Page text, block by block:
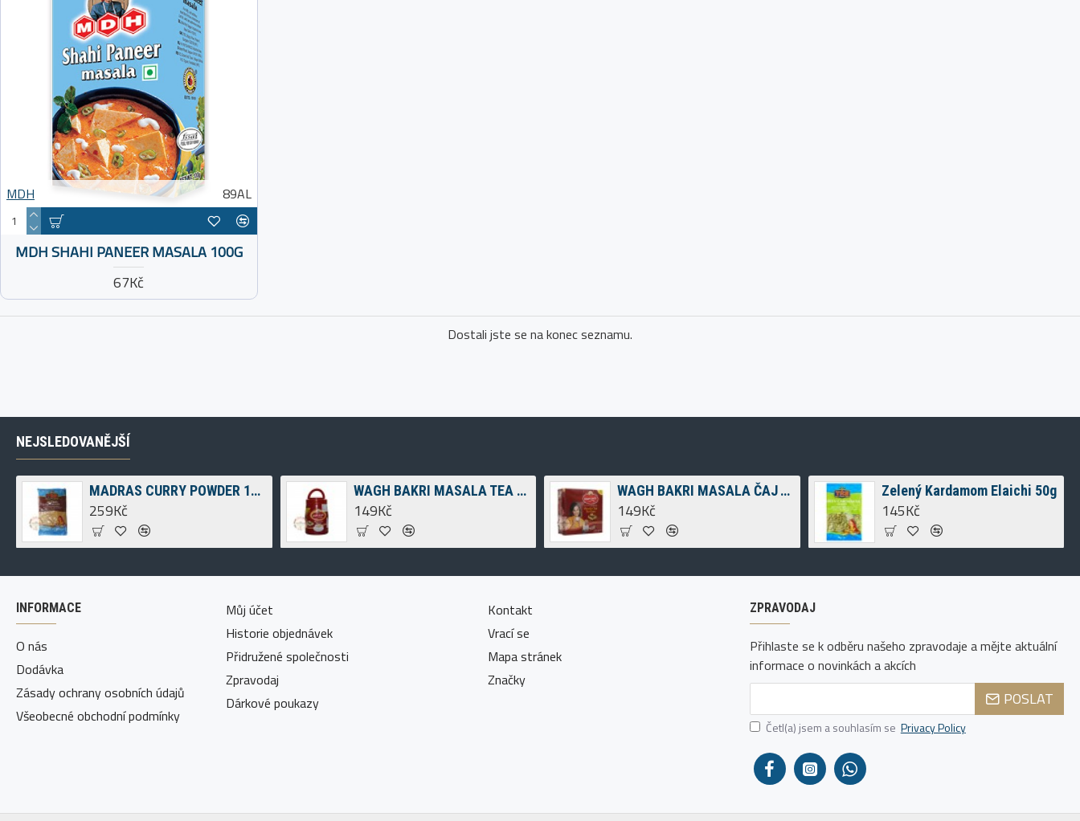
MDH 89AL
MDH SHAHI PANEER MASALA 100G
67Kč
Dostali jste se na konec seznamu.
NEJSLEDOVANĚJŠÍ
MADRAS CURRY POWDER 1KG
259Kč
WAGH BAKRI MASALA TEA SPICED TEA 250G
149Kč
WAGH BAKRI MASALA ČAJ TEA BAGS 200G
149Kč
Zelený Kardamom Elaichi 50g
145Kč
INFORMACE
O nás
Dodávka
Zásady ochrany osobních údajů
Všeobecné obchodní podmínky
Můj účet
Historie objednávek
Přidružené společnosti
Zpravodaj
Dárkové poukazy
Kontakt
Vrací se
Mapa stránek
Značky
ZPRAVODAJ
Přihlaste se k odběru našeho zpravodaje a mějte aktuální
informace o novinkách a akcích
POSLAT
Četl(a) jsem a souhlasím se Privacy Policy